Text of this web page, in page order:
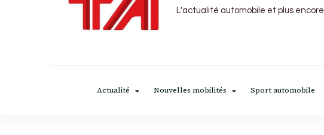
L'actualité automobile et plus encore
Actualité Nouvelles mobilités Sport automobile